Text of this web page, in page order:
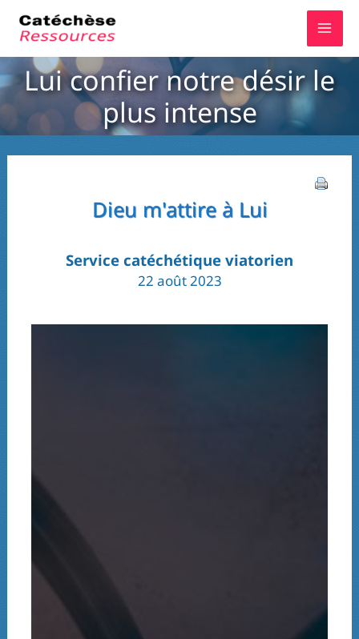
Lui confier notre désir le
plus intense
Dieu m'attire à Lui
Service catéchétique viatorien
22 août 2023